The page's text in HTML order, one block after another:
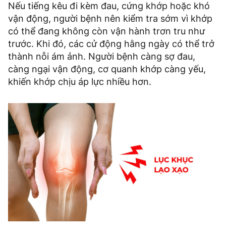
Nếu tiếng kêu đi kèm đau, cứng khớp hoặc khó
vận động, người bệnh nên kiểm tra sớm vì khớp
có thể đang không còn vận hành trơn tru như
trước. Khi đó, các cử động hằng ngày có thể trở
thành nỗi ám ảnh. Người bệnh càng sợ đau,
càng ngại vận động, cơ quanh khớp càng yếu,
khiến khớp chịu áp lực nhiều hơn.